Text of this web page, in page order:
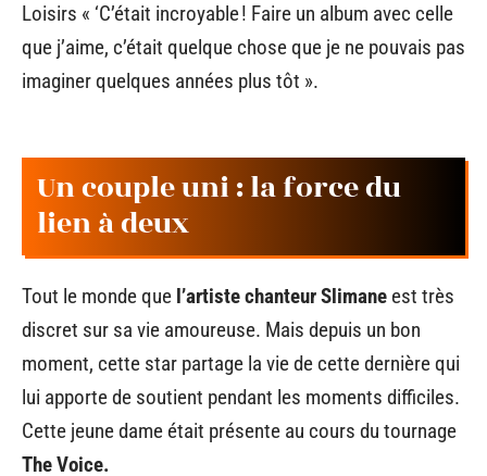
Loisirs « ‘C’était incroyable ! Faire un album avec celle
que j’aime, c’était quelque chose que je ne pouvais pas
imaginer quelques années plus tôt ».
Un couple uni : la force du
lien à deux
Tout le monde que l’artiste chanteur Slimane est très
discret sur sa vie amoureuse. Mais depuis un bon
moment, cette star partage la vie de cette dernière qui
lui apporte de soutient pendant les moments difficiles.
Cette jeune dame était présente au cours du tournage
The Voice.